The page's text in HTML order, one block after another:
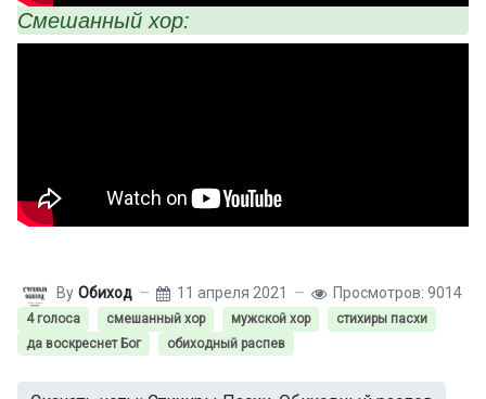
Смешанный хор:
By Обиход 11 апреля 2021 Просмотров: 9014
4 голоса смешанный хор мужской хор
стихиры пасхи
да воскреснет Бог
обиходный распев